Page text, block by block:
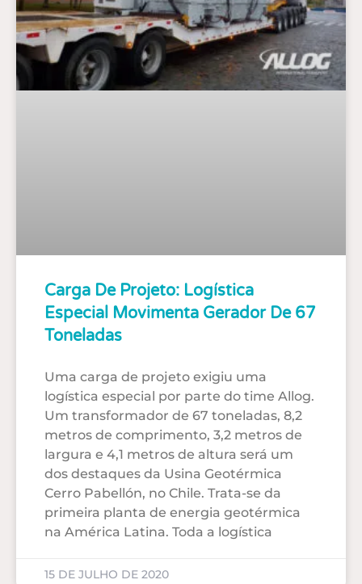
Carga De Projeto: Logística
Especial Movimenta Gerador De 67
Toneladas
Uma carga de projeto exigiu uma
logística especial por parte do time Allog.
Um transformador de 67 toneladas, 8,2
metros de comprimento, 3,2 metros de
largura e 4,1 metros de altura será um
dos destaques da Usina Geotérmica
Cerro Pabellón, no Chile. Trata-se da
primeira planta de energia geotérmica
na América Latina. Toda a logística
15 DE JULHO DE 2020